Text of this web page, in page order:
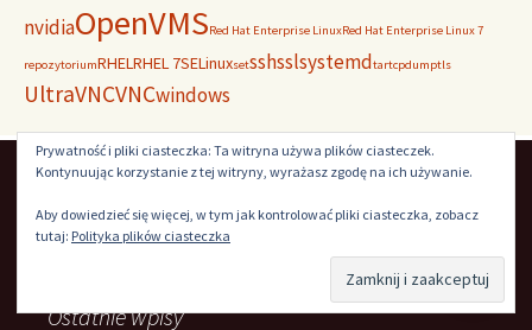
nvidiaOpenVMSRed Hat Enterprise LinuxRed Hat Enterprise Linux 7
repozytoriumRHELRHEL 7SELinuxsetsshsslsystemdtartcpdumptls
UltraVNCVNCwindows
Ostatnie wpisy
Prywatność i pliki ciasteczka: Ta witryna używa plików ciasteczek.
Kontynuując korzystanie z tej witryny, wyrażasz zgodę na ich używanie.
Aby dowiedzieć się więcej, w tym jak kontrolować pliki ciasteczka, zobacz
tutaj: Polityka plików ciasteczka